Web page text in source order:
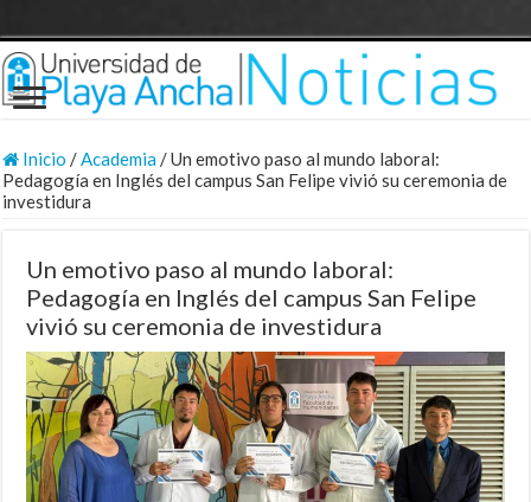
Inicio /Academia/Un emotivo paso al mundo laboral:
Pedagogía en Inglés del campus San Felipe vivió su ceremonia de
investidura
Un emotivo paso al mundo laboral:
Pedagogía en Inglés del campus San Felipe
vivió su ceremonia de investidura